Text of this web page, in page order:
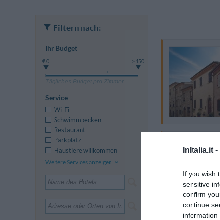
InItalia.it -
If you wish
sensitive
confirm
continue
information
Filtern nach:
Ihr Budget
€ 0 > 150
Tägliches Budget pro Zimmer
Service
Wi-Fi
Schwimmbecken
Restaurant
Parkplatz
Haustiere willkommen
Weitere Services anzeigen